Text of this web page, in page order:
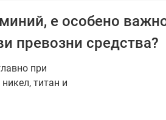
е особено
превозни средства?
при
титан и